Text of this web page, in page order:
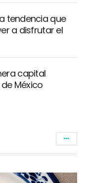
tendencia que
a disfrutar el
capital
México